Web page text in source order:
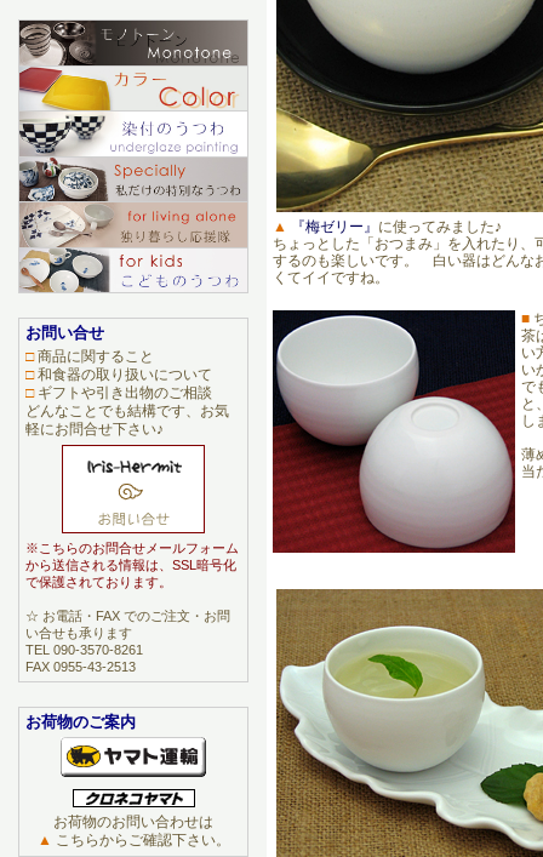
▲ 『梅ゼリー』 に使ってみました♪
ちょっとした「おつまみ」を入れたり、
するのも楽しいです。 白い器はどんな
くてイイですね。
■
茶
い
い
で
と
し
薄
当
お問い合せ
□商品に関すること
□和食器の取り扱いについて
□ギフトや引き出物のご相談
どんなことでも結構です、お気
軽にお問合せ下さい♪
※こちらのお問合せメールフォーム
から送信される情報は、SSL暗号化
で保護されております。
☆ お電話・FAX でのご注文・お問
い合せも承ります
TEL 090-3570-8261
FAX 0955-43-2513
お荷物のご案内
お荷物のお問い合わせは
▲ こちらからご確認下さい。